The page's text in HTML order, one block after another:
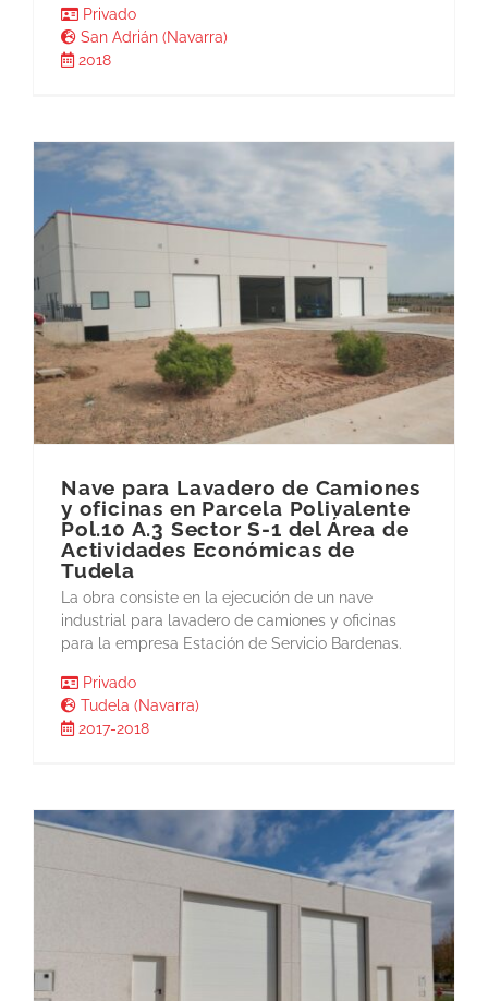
Privado
San Adrián (Navarra)
2018
Nave para Lavadero de Camiones
y oficinas en Parcela Polivalente
Pol.10 A.3 Sector S-1 del Área de
Actividades Económicas de
Tudela
La obra consiste en la ejecución de un nave
industrial para lavadero de camiones y oficinas
para la empresa Estación de Servicio Bardenas.
Privado
Tudela (Navarra)
2017-2018